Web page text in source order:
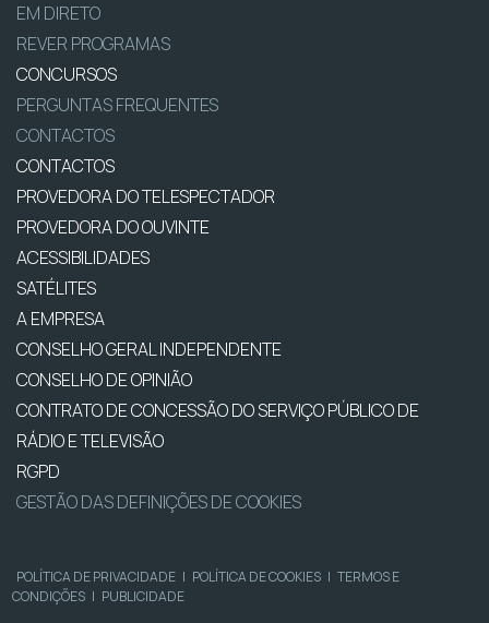
EM DIRETO
REVER PROGRAMAS
CONCURSOS
PERGUNTAS FREQUENTES
CONTACTOS
CONTACTOS
PROVEDORA DO TELESPECTADOR
PROVEDORA DO OUVINTE
ACESSIBILIDADES
SATÉLITES
A EMPRESA
CONSELHO GERAL INDEPENDENTE
CONSELHO DE OPINIÃO
CONTRATO DE CONCESSÃO DO SERVIÇO PÚBLICO DE
RÁDIO E TELEVISÃO
RGPD
GESTÃO DAS DEFINIÇÕES DE COOKIES
POLÍTICA DE PRIVACIDADE | POLÍTICA DE COOKIES | TERMOS E
CONDIÇÕES | PUBLICIDADE